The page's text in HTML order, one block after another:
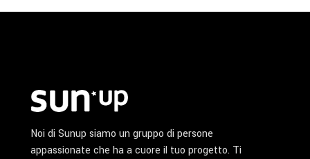
Noi di Sunup siamo un gruppo di persone
appassionate che ha a cuore il tuo progetto. Ti